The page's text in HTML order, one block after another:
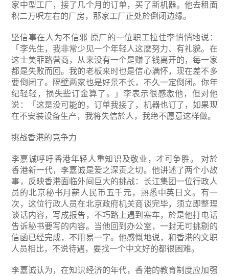
家中型工厂，接了几个月的订单，买了新机器。他去租面
积二万呎左右的厂房，那家工厂正处於倒闭边缘。
坚信事在人为不信邪 原厂的一位职工拉住李悄悄地说：
「李先生，我非常少见一个年轻人这麽努力、有礼貌。在
这士美菲路营商，从来没有一个是赚了钱离开的，每一家
都是失败而回。我的老板来时也是信心满怀，现在差不多
要倒闭了。隔壁两家也是好景不长，不久一定倒闭。你年
纪轻轻，损失些订金算了。」李表示很感激他，但对他
说：「这是没可能的，订单我接了，机器也订了，如果现
在不安装设备生产，我将失信於人，我绝不愿意这样做。
挑战香港的竞争力
李嘉诚呼吁香港年轻人重知识及敬业，才可争胜。
对於
香港新一代，李嘉诚是爱之深责之切。他讲述了两个小故
事，反映香港面临外间巨大的挑战：长江集团一位行政人
员的北京秘书月薪人民币五千元，熟悉中英日文。有一
次，这位行政人员在北京政府机关商谈完毕，须立即整理
谈话内容，写成报告，不巧路上遇到塞车，於是他打电话
告诉秘书要写的内容。当他回到办公室，一封无可挑剔的
信函已经完成，不用易一字。他感慨地说，和香港的文职
人员相比，不说待遇，要找一个中文好的都很困难。
李嘉诚认为，在知识经济的年代，香港的教育制度应加强